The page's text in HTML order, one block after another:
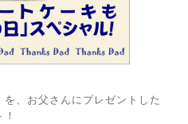
、お父さんにプレゼントした